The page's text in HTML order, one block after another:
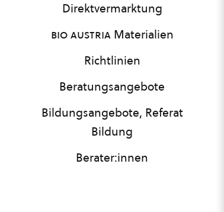
Direktvermarktung
bio austriaMaterialien
Richtlinien
Beratungsangebote
Bildungsangebote, Referat
Bildung
Berater:innen